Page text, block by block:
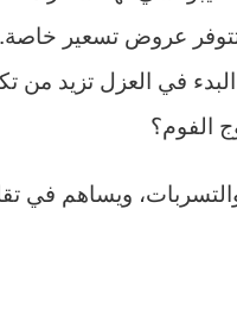
تتوفر عروض تسعير خاصة.
في العزل تزيد من
الفوم؟
ويساهم في